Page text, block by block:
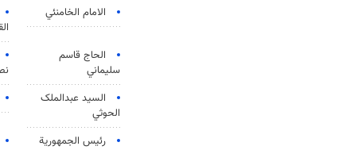
الامام الخامنئي
الحاج قاسم
سليماني
السید عبدالملک
الحوثي
رئيس الجمهورية